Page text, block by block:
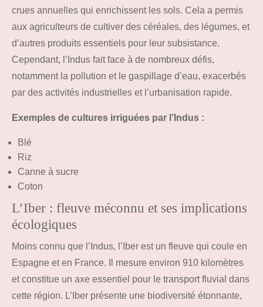
crues annuelles qui enrichissent les sols. Cela a permis
aux agriculteurs de cultiver des céréales, des légumes, et
d’autres produits essentiels pour leur subsistance.
Cependant, l’Indus fait face à de nombreux défis,
notamment la pollution et le gaspillage d’eau, exacerbés
par des activités industrielles et l’urbanisation rapide.
Exemples de cultures irriguées par l’Indus :
Blé
Riz
Canne à sucre
Coton
L’Iber : fleuve méconnu et ses implications
écologiques
Moins connu que l’Indus, l’Iber est un fleuve qui coule en
Espagne et en France. Il mesure environ 910 kilomètres
et constitue un axe essentiel pour le transport fluvial dans
cette région. L’Iber présente une biodiversité étonnante,